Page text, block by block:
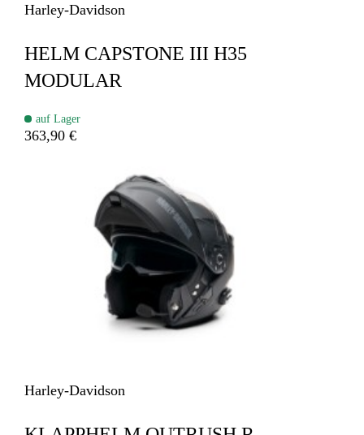
Harley-Davidson
HELM CAPSTONE III H35
MODULAR
auf Lager
363,90 €
Harley-Davidson